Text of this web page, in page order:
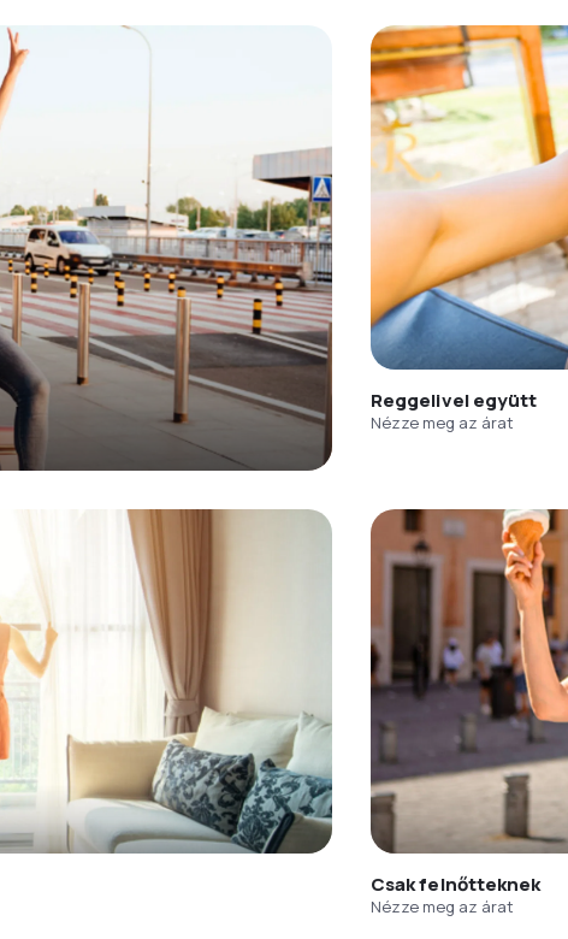
Reggelivel együtt
Nézze meg az árat
Csak felnőtteknek
Nézze meg az árat